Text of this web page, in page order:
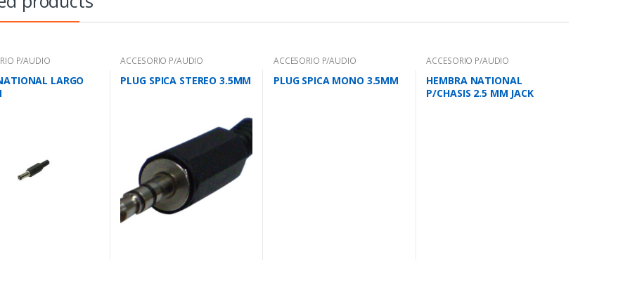
P/AUDIO
LARGO
ACCESORIO P/AUDIO
PLUG SPICA STEREO 3.5MM
ACCESORIO P/AUDIO
PLUG SPICA MONO 3.5MM
ACCESORIO P/AUDIO
HEMBRA NATIONAL
P/CHASIS 2.5 MM JACK